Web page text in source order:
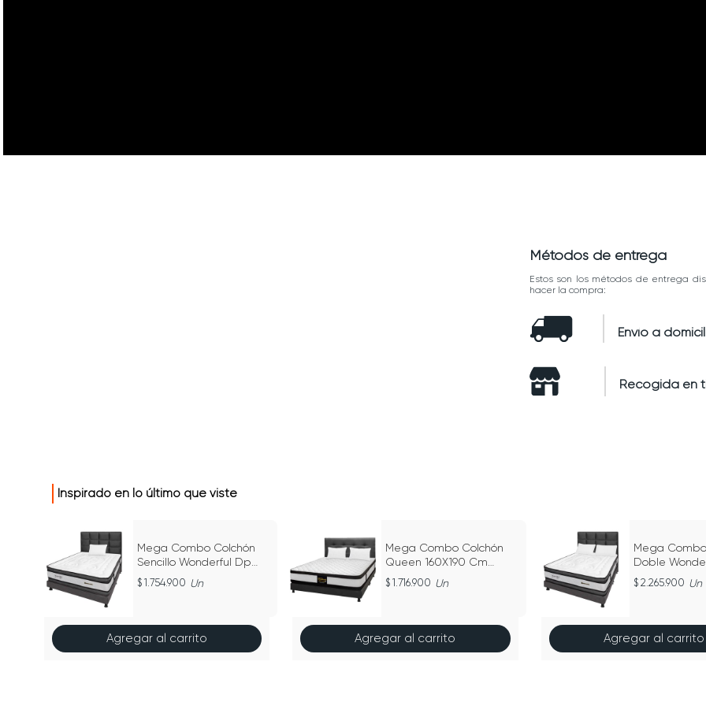
Métodos de entrega
Estos son los métodos de entrega
hacer la compra:
Envío a
Recogida en
Inspirado en lo último que viste
Mega Combo Colchón
Sencillo Wonderful Dp
Gris 100Cm X 190Cm
1.754.900 Un
Agregar al carrito
Mega Combo Colchón
Queen 160X190 Cm
Resortado Atenas Gris
1.716.900 Un
Agregar al carrito
Mega
Doble
140Cm X
2.265.900 Un
Agregar al carrito